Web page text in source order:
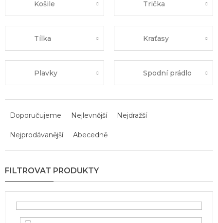
Košile Trička
Tílka Kraťasy
Plavky Spodní prádlo
n
p
r
o
Doporučujeme Nejlevnější Nejdražší
Nejprodávanější Abecedně